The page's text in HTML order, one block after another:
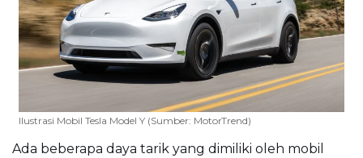
Ilustrasi Mobil Tesla Model Y (Sumber: MotorTrend)
Ada beberapa daya tarik yang dimiliki oleh mobil